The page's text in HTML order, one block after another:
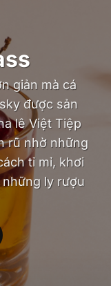
giản mà cá
được sản
lê Việt Tiệp
rũ nhờ những
tỉ mỉ, khơi
ly rượu